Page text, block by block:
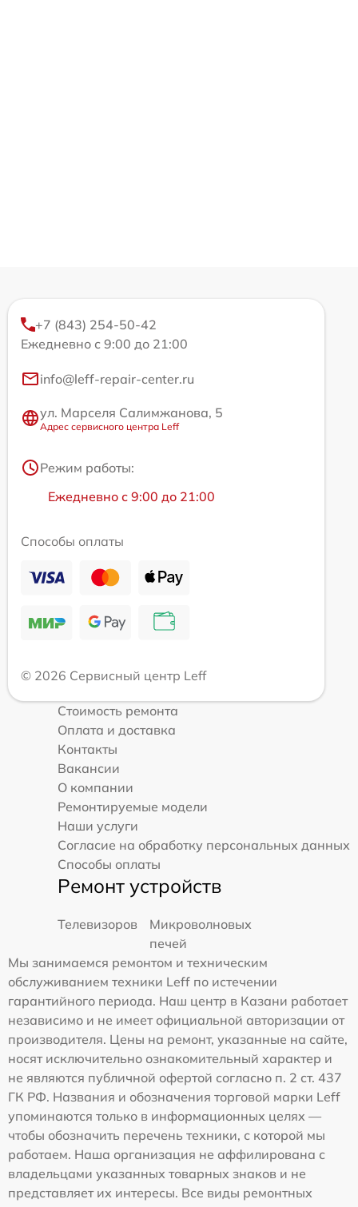
+7 (843) 254-50-42
Ежедневно с 9:00 до 21:00
info@leff-repair-center.ru
ул. Марселя Салимжанова, 5
Адрес сервисного центра Leff
Режим работы:
Ежедневно с 9:00 до 21:00
Способы оплаты
© 2026 Сервисный центр Leff
Стоимость ремонта
Оплата и доставка
Контакты
Вакансии
О компании
Ремонтируемые модели
Наши услуги
Согласие на обработку персональных данных
Способы оплаты
Ремонт устройств
Телевизоров
Микроволновых
печей
Мы занимаемся ремонтом и техническим
обслуживанием техники Leff по истечении
гарантийного периода. Наш центр в Казани работает
независимо и не имеет официальной авторизации от
производителя. Цены на ремонт, указанные на сайте,
носят исключительно ознакомительный характер и
не являются публичной офертой согласно п. 2 ст. 437
ГК РФ. Названия и обозначения торговой марки Leff
упоминаются только в информационных целях —
чтобы обозначить перечень техники, с которой мы
работаем. Наша организация не аффилирована с
владельцами указанных товарных знаков и не
представляет их интересы. Все виды ремонтных